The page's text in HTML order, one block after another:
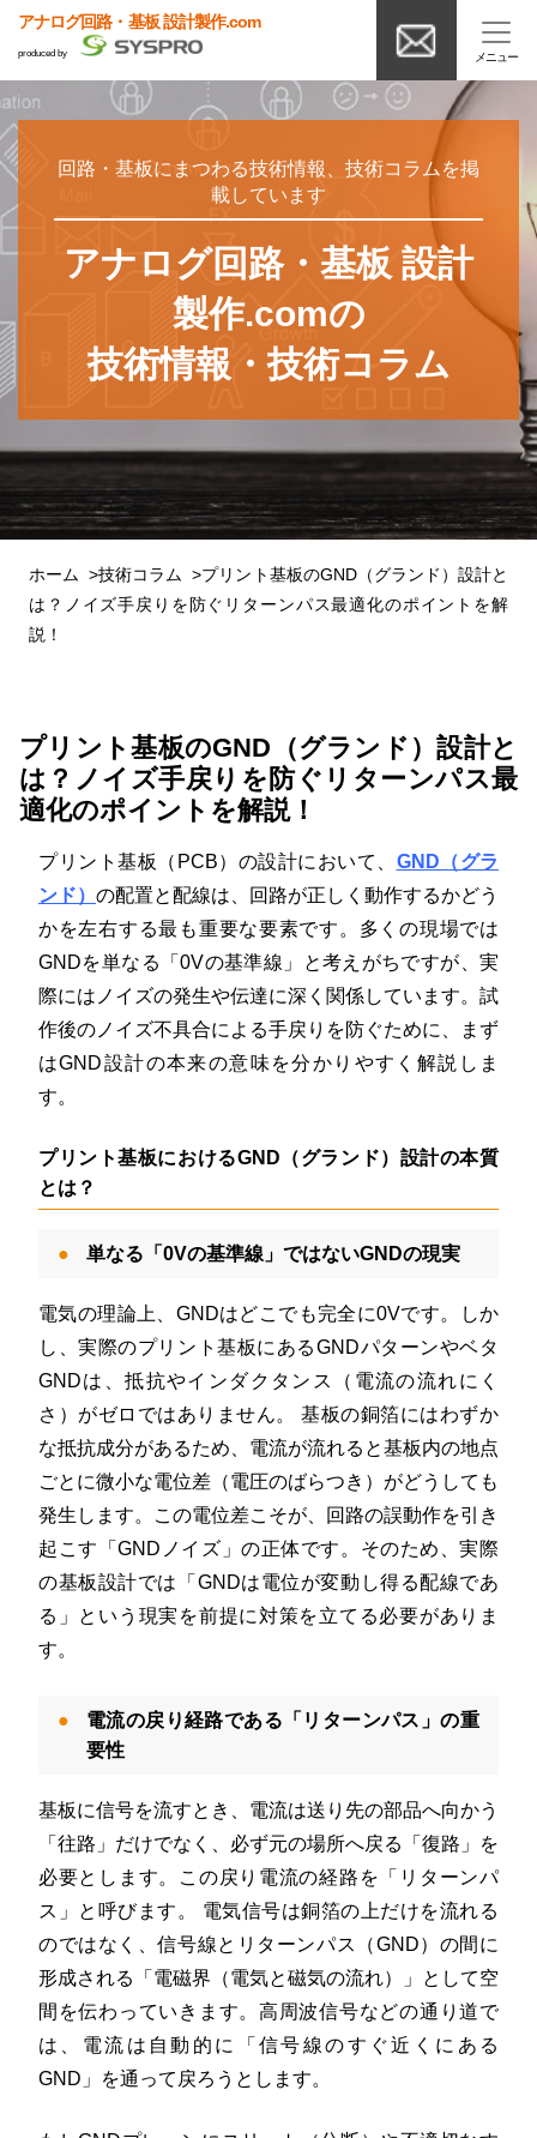
アナログ回路・基板 設計製作.com
produced by
回路・基板にまつわる技術情報、技術コラムを掲
載しています
アナログ回路・基板 設計
製作.comの
技術情報・技術コラム
ホーム 技術コラム
プリント基板のGND（グランド）設計と
は？ノイズ手戻りを防ぐリターンパス最適化のポイントを解
説！
プリント基板のGND（グランド）設計と
は？ノイズ手戻りを防ぐリターンパス最
適化のポイントを解説！
プリント基板（PCB）の設計において、 GND（グラ
ンド） の配置と配線は、回路が正しく動作するかどう
かを左右する最も重要な要素です 。多くの現場では
GNDを単なる「0Vの基準線」と考えがちですが、実
際にはノイズの発生や伝達に深く関係しています。試
作後のノイズ不具合による手戻りを防ぐために、まず
はGND設計の本来の意味を分かりやすく解説しま
す。
プリント基板におけるGND（グランド）設計の本質
とは？
単なる「0Vの基準線」ではないGNDの現実
電気の理論上、GNDはどこでも完全に0Vです。しか
し、実際のプリント基板にあるGNDパターンやベタ
GNDは、抵抗やインダクタンス（電流の流れにく
さ）がゼロではありません。基板の銅箔にはわずか
な抵抗成分があるため、電流が流れると基板内の地点
ごとに微小な電位差（電圧のばらつき）がどうしても
発生します。この電位差こそが、回路の誤動作を引き
起こす「GNDノイズ」の正体です 。そのため、実際
の基板設計では「GNDは電位が変動し得る配線であ
る」という現実を前提に対策を立てる必要がありま
す。
電流の戻り経路である「リターンパス」の重
要性
基板に信号を流すとき、電流は送り先の部品へ向かう
「往路」だけでなく、必ず元の場所へ戻る「復路」を
必要とします。この戻り電流の経路を「リターンパ
ス」と呼びます 。 電気信号は銅箔の上だけを流れる
のではなく、信号線とリターンパス（GND）の間に
形成される「電磁界（電気と磁気の流れ）」として空
間を伝わっていきます。高周波信号などの通り道で
は、電流は自動的に「信号線のすぐ近くにある
GND」を通って戻ろうとします。